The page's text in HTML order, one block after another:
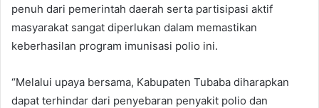
penuh dari pemerintah daerah serta partisipasi aktif
masyarakat sangat diperlukan dalam memastikan
keberhasilan program imunisasi polio ini.
“Melalui upaya bersama, Kabupaten Tubaba diharapkan
dapat terhindar dari penyebaran penyakit polio dan